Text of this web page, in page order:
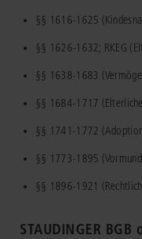
§§ 1616-1625
§§ 1626-1632; RKEG
§§ 1638-1683
§§ 1684-1717
§§ 1741-1772
§§ 1773-1895
§§ 1896-1921
STAUDINGER